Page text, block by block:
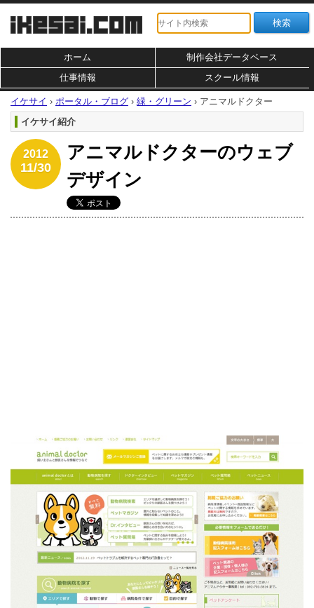
ホーム
制作会社データベース
仕事情報
スクール情報
イケサイ › ポータル・ブログ › 緑・グリーン › アニマルドクター
イケサイ紹介
2012
11/30
アニマルドクターのウェブ
デザイン